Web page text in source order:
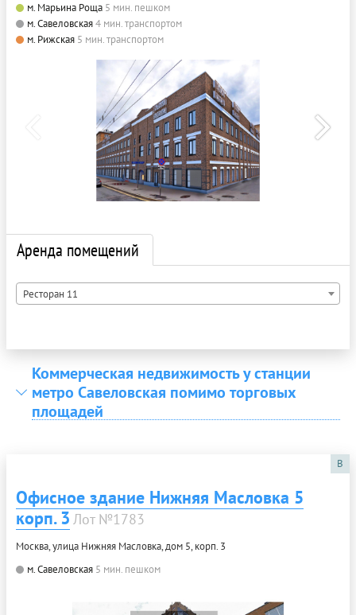
м. Марьина Роща 5 мин. пешком
м. Савеловская4 мин. транспортом
м. Рижская 5 мин. транспортом
Аренда помещений
Ресторан 11
Коммерческая недвижимость у станции
метро Савеловская помимо торговых
площадей
B
Офисное здание Нижняя Масловка 5
корп. 3 Лот №1783
Москва, улица Нижняя Масловка, дом 5, корп. 3
м. Савеловская 5 мин. пешком